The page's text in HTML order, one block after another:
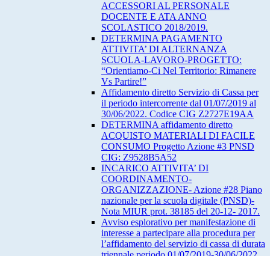
ACCESSORI AL PERSONALE
DOCENTE E ATA ANNO
SCOLASTICO 2018/2019.
DETERMINA PAGAMENTO
ATTIVITA’ DI ALTERNANZA
SCUOLA-LAVORO-PROGETTO:
“Orientiamo-Ci Nel Territorio: Rimanere
Vs Partire!”
Affidamento diretto Servizio di Cassa per
il periodo intercorrente dal 01/07/2019 al
30/06/2022. Codice CIG Z2727E19AA
DETERMINA affidamento diretto
ACQUISTO MATERIALI DI FACILE
CONSUMO Progetto Azione #3 PNSD
CIG: Z9528B5A52
INCARICO ATTIVITA’ DI
COORDINAMENTO-
ORGANIZZAZIONE- Azione #28 Piano
nazionale per la scuola digitale (PNSD)-
Nota MIUR prot. 38185 del 20-12- 2017.
Avviso esplorativo per manifestazione di
interesse a partecipare alla procedura per
l’affidamento del servizio di cassa di durata